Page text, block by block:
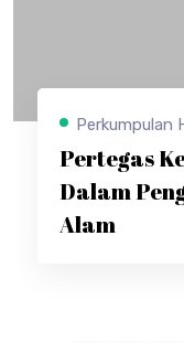
Perkumpulan
Pertegas
Dalam
Alam